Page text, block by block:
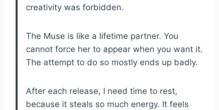
creativity was forbidden.
The Muse is like a lifetime partner. You
cannot force her to appear when you want it.
The attempt to do so mostly ends up badly.
After each release, I need time to rest,
because it steals so much energy. It feels